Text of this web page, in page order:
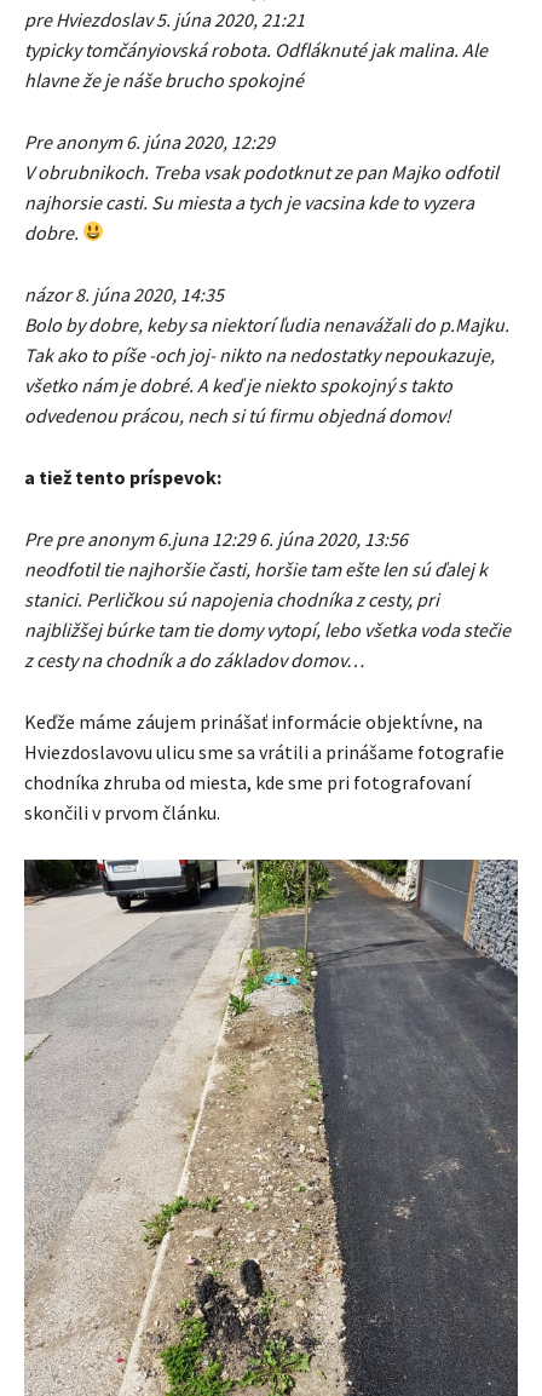
pre Hviezdoslav 5. júna 2020, 21:21
typicky tomčányiovská robota. Odfláknuté jak malina. Ale
hlavne že je náše brucho spokojné
Pre anonym 6. júna 2020, 12:29
V obrubnikoch. Treba vsak podotknut ze pan Majko odfotil
najhorsie casti. Su miesta a tych je vacsina kde to vyzera
dobre.
názor 8. júna 2020, 14:35
Bolo by dobre, keby sa niektorí ľudia nenavážali do p.Majku.
Tak ako to píše -och joj- nikto na nedostatky nepoukazuje,
všetko nám je dobré. A keď je niekto spokojný s takto
odvedenou prácou, nech si tú firmu objedná domov!
a tiež tento príspevok:
Pre pre anonym 6.juna 12:29 6. júna 2020, 13:56
neodfotil tie najhoršie časti, horšie tam ešte len sú ďalej k
stanici. Perličkou sú napojenia chodníka z cesty, pri
najbližšej búrke tam tie domy vytopí, lebo všetka voda stečie
z cesty na chodník a do základov domov…
Keďže máme záujem prinášať informácie objektívne, na
Hviezdoslavovu ulicu sme sa vrátili a prinášame fotografie
chodníka zhruba od miesta, kde sme pri fotografovaní
skončili v prvom článku.